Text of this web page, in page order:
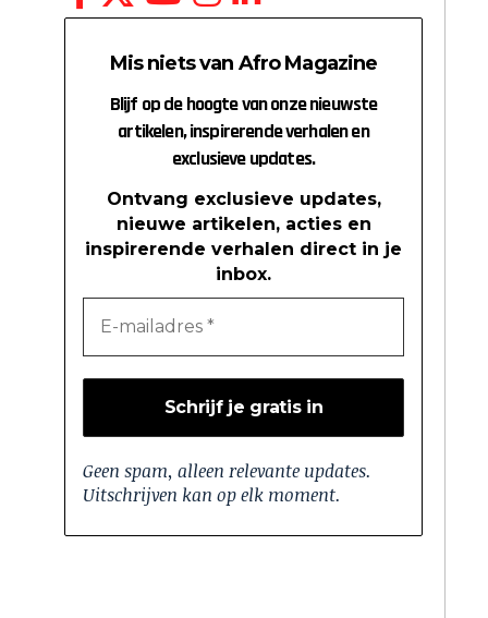
Mis niets van Afro Magazine
Blijf op de hoogte van onze nieuwste
artikelen, inspirerende verhalen en
exclusieve updates.
Ontvang exclusieve updates,
nieuwe artikelen, acties en
inspirerende verhalen direct in je
inbox.
Geen spam, alleen relevante updates.
Uitschrijven kan op elk moment.